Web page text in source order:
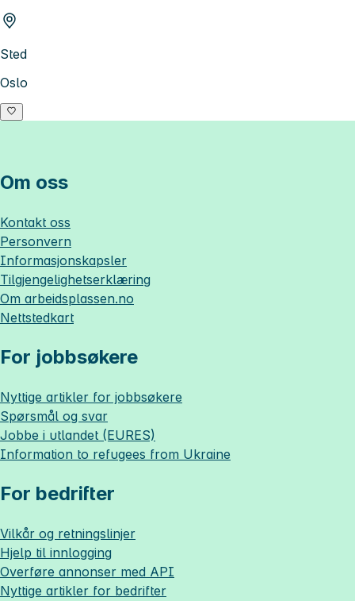
Sted
Oslo
Om oss
Kontakt oss
Personvern
Informasjonskapsler
Tilgjengelighetserklæring
Om arbeidsplassen.no
Nettstedkart
For jobbsøkere
Nyttige artikler for jobbsøkere
Spørsmål og svar
Jobbe i utlandet (EURES)
Information to refugees from Ukraine
For bedrifter
Vilkår og retningslinjer
Hjelp til innlogging
Overføre annonser med API
Nyttige artikler for bedrifter